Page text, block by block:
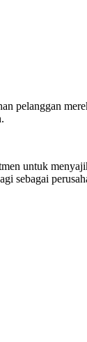
pelanggan
untuk
sebagai